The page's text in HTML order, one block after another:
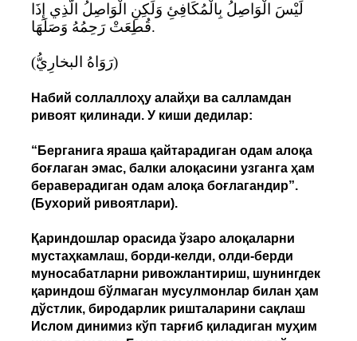
لَيْسَ الْوَاصِلُ بِالْمُكَافِئِ وَلَكِنِ الْوَاصِلُ الَّذِي إِذَا
قُطِعَتْ رَحِمُهُ وَصَلَهَا.
(رَوَاهُ البخارِيُّ)
Набий соллаллоҳу алайҳи ва салламдан
ривоят қилинади. У киши дедилар:
“Берганига яраша қайтарадиган одам алоқа
боғлаган эмас, балки алоқасини узганга ҳам
бераверадиган одам алоқа боғлагандир”.
(Бухорий ривоятлари).
Қариндошлар орасида ўзаро алоқаларни
мустаҳкамлаш, борди-келди, олди-берди
муносабатларни ривожлантириш, шунингдек
қариндош бўлмаган мусулмонлар билан ҳам
дўстлик, биродарлик ришталарини сақлаш
Ислом динимиз кўп тарғиб қиладиган муҳим